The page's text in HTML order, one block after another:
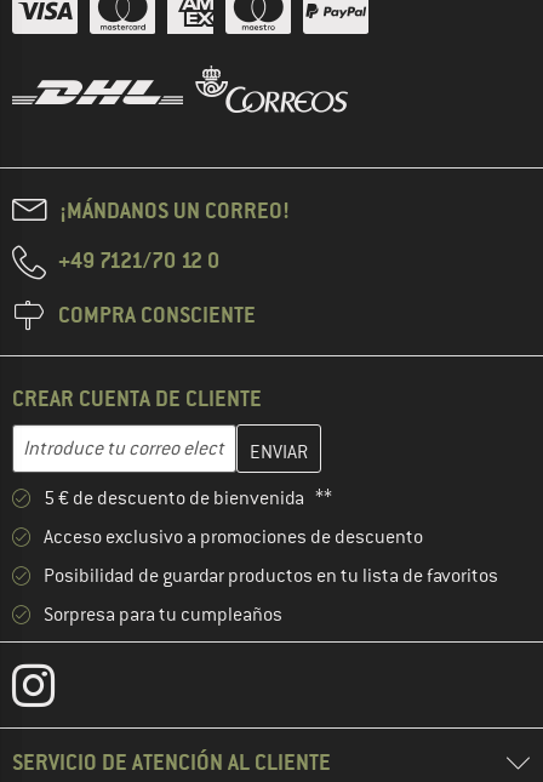
¡MÁNDANOS UN CORREO!
+49 7121/70 12 0
COMPRA CONSCIENTE
CREAR CUENTA DE CLIENTE
Dirección de correo electrónico
Introduce aquí tu dirección de correo electrónico y crea tu
5 € de descuento de bienvenida **
Acceso exclusivo a promociones de descuento
Posibilidad de guardar productos en tu lista de favoritos
Sorpresa para tu cumpleaños
SERVICIO DE ATENCIÓN AL CLIENTE